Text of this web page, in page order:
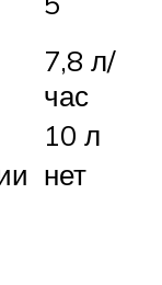
7,8 л/
час
10 л
нет